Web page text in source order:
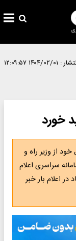
: ۱۴۰۴/۰۲/۰۱ ۱۲:۰۹:۵۷
از وزیر راه و
سراسری اعلام
اعلام بار خبر